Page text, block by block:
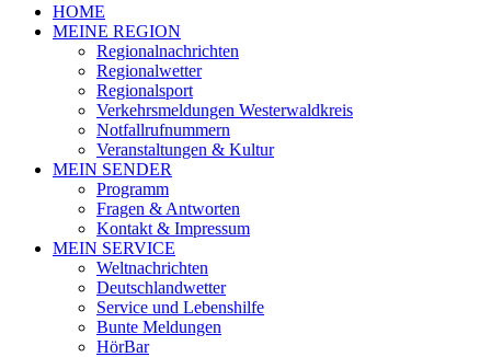
HOME
MEINE REGION
Regionalnachrichten
Regionalwetter
Regionalsport
Verkehrsmeldungen Westerwaldkreis
Notfallrufnummern
Veranstaltungen & Kultur
MEIN SENDER
Programm
Fragen & Antworten
Kontakt & Impressum
MEIN SERVICE
Weltnachrichten
Deutschlandwetter
Service und Lebenshilfe
Bunte Meldungen
HörBar